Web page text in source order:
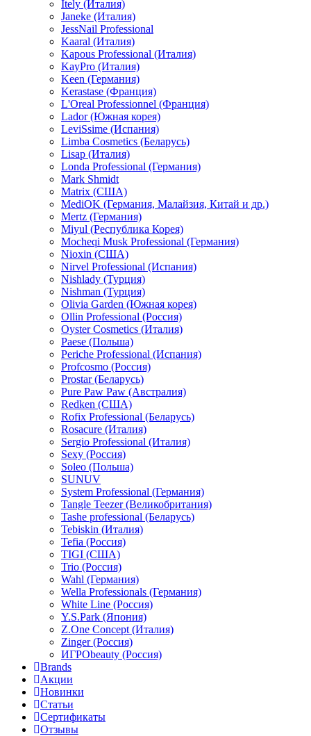
Itely (Италия)
Janeke (Италия)
JessNail Professional
Kaaral (Италия)
Kapous Professional (Италия)
KayPro (Италия)
Keen (Германия)
Kerastase (Франция)
L'Oreal Professionnel (Франция)
Lador (Южная корея)
LeviSsime (Испания)
Limba Cosmetics (Беларусь)
Lisap (Италия)
Londa Professional (Германия)
Mark Shmidt
Matrix (США)
MediOK (Германия, Малайзия, Китай и др.)
Mertz (Германия)
Miyul (Республика Корея)
Mocheqi Musk Professional (Германия)
Nioxin (США)
Nirvel Professional (Испания)
Nishlady (Турция)
Nishman (Турция)
Olivia Garden (Южная корея)
Ollin Professional (Россия)
Oyster Cosmetics (Италия)
Paese (Польша)
Periche Professional (Испания)
Profcosmo (Россия)
Prostar (Беларусь)
Pure Paw Paw (Австралия)
Redken (США)
Rofix Professional (Беларусь)
Rosacure (Италия)
Sergio Professional (Италия)
Sexy (Россия)
Soleo (Польша)
SUNUV
System Professional (Германия)
Tangle Teezer (Великобритания)
Tashe professional (Беларусь)
Tebiskin (Италия)
Tefia (Россия)
TIGI (США)
Trio (Россия)
Wahl (Германия)
Wella Professionals (Германия)
White Line (Россия)
Y.S.Park (Япония)
Z.One Concept (Италия)
Zinger (Россия)
ИГРОbeauty (Россия)
Brands
Акции
Новинки
Статьи
Сертификаты
Отзывы